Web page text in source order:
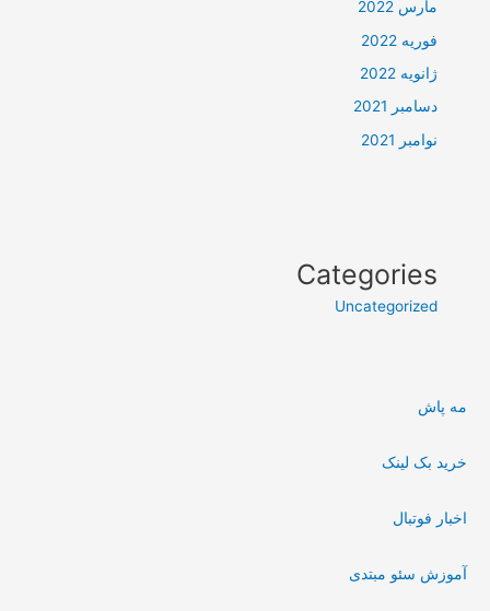
مارس 2022
فوریه 2022
ژانویه 2022
دسامبر 2021
نوامبر 2021
Categories
Uncategorized
مه پاش
خرید بک لینک
اخبار فوتبال
آموزش سئو مبتدی